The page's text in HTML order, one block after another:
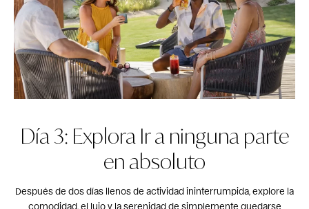
Día 3: Explora Ir a ninguna parte
en absoluto
Después de dos días llenos de actividad ininterrumpida, explore la
comodidad, el lujo y la serenidad de simplemente quedarse